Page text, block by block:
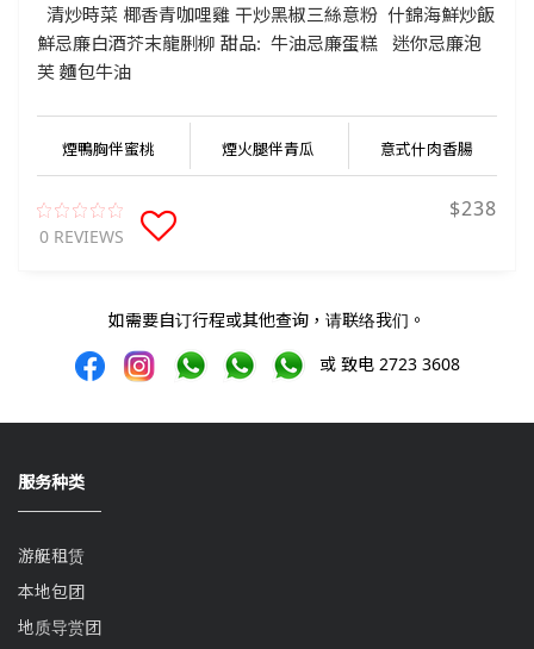
清炒時菜 椰香青咖哩雞 干炒黑椒三絲意粉 什錦海鮮炒飯
鮮忌廉白酒芥末龍脷柳 甜品: 牛油忌廉蛋糕 迷你忌廉泡
芙 麵包牛油
煙鴨胸伴蜜桃 煙火腿伴青瓜 意式什肉香腸
0 REVIEWS
$238
如需要自订行程或其他查询，请联络我们。
或 致电 2723 3608
服务种类
游艇租赁
本地包团
地质导赏团